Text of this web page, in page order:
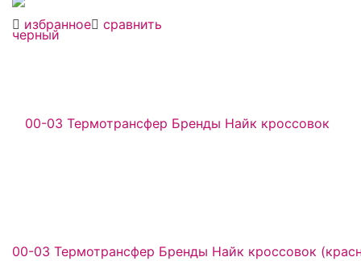
избранное сравнить
00-03 Термотрансфер Бренды Найк кроссовок